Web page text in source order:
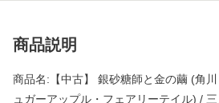
商品説明
商品名:【中古】 銀砂糖師と金の繭 (角
ュガーアップル・フェアリーテイル) /